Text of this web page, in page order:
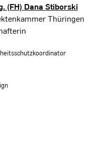
(FH) Dana Stiborski
Thüringen